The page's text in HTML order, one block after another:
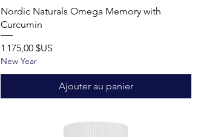
Aperçu rapide
Nordic Naturals Omega Memory with
Curcumin
Prix
1 175,00 $US
New Year
Ajouter au panier